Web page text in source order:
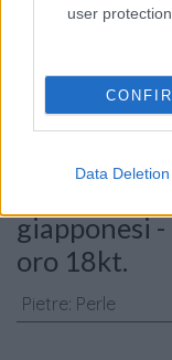
user protection.
Data Deletion
giapponesi
oro 18kt.
Pietre: Perle